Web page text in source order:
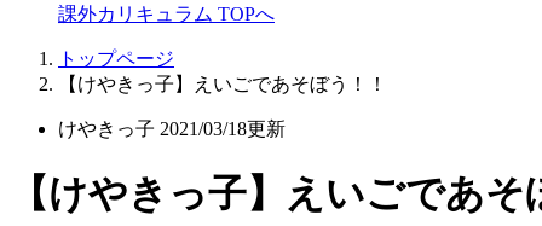
課外カリキュラム TOPへ
トップページ
【けやきっ子】えいごであそぼう！！
けやきっ子 2021/03/18更新
【けやきっ子】えいごであそ